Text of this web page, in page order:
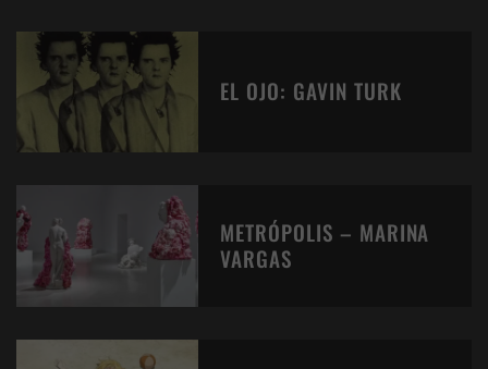
EL OJO: GAVIN TURK
METRÓPOLIS – MARINA
VARGAS